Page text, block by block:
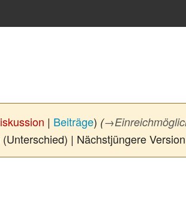
| Beiträge) (→
(Unterschied) | Nächstjüngere